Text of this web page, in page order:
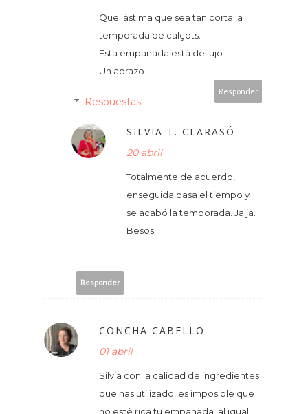
Que lástima que sea tan corta la
temporada de calçots.
Esta empanada está de lujo.
Un abrazo.
Responder
Respuestas
SILVIA T. CLARASÓ
20 abril
Totalmente de acuerdo,
enseguida pasa el tiempo y
se acabó la temporada. Ja ja.
Besos.
Responder
CONCHA CABELLO
01 abril
Silvia con la calidad de ingredientes
que has utilizado, es imposible que
no esté rica tu empanada, al igual